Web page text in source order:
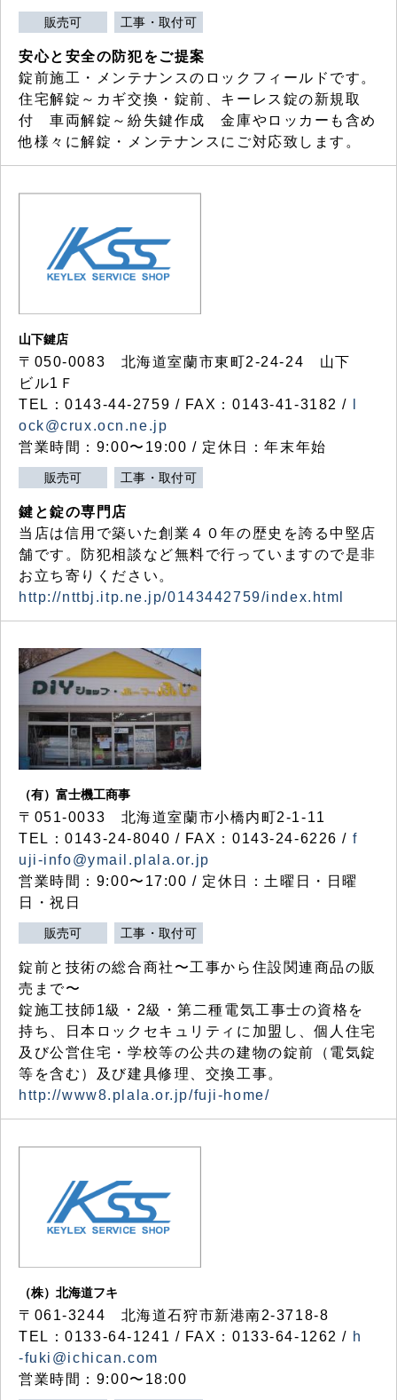
販売可 工事・取付可
安心と安全の防犯をご提案
錠前施工・メンテナンスのロックフィールドです。
住宅解錠～カギ交換・錠前、キーレス錠の新規取
付 車両解錠～紛失鍵作成 金庫やロッカーも含め
他様々に解錠・メンテナンスにご対応致します。
山下鍵店
〒050-0083 北海道室蘭市東町2-24-24 山下
ビル1Ｆ
TEL：0143-44-2759 / FAX：0143-41-3182 /
ock@crux.ocn.ne.jp
営業時間：9:00〜19:00 / 定休日：年末年始
販売可 工事・取付可
鍵と錠の専門店
当店は信用で築いた創業４０年の歴史を誇る中堅店
舗です。防犯相談など無料で行っていますので是非
お立ち寄りください。
http://nttbj.itp.ne.jp/0143442759/index.html
（有）富士機工商事
〒051-0033 北海道室蘭市小橋内町2-1-11
TEL：0143-24-8040 / FAX：0143-24-6226 / f
uji-info@ymail.plala.or.jp
営業時間：9:00〜17:00 / 定休日：土曜日・日曜
日・祝日
販売可 工事・取付可
錠前と技術の総合商社〜工事から住設関連商品の販
売まで〜
錠施工技師1級・2級・第二種電気工事士の資格を
持ち、日本ロックセキュリティに加盟し、個人住宅
及び公営住宅・学校等の公共の建物の錠前（電気錠
等を含む）及び建具修理、交換工事。
http://www8.plala.or.jp/fuji-home/
（株）北海道フキ
〒061-3244 北海道石狩市新港南2-3718-8
TEL：0133-64-1241 / FAX：0133-64-1262 / h
-fuki@ichican.com
営業時間：9:00〜18:00